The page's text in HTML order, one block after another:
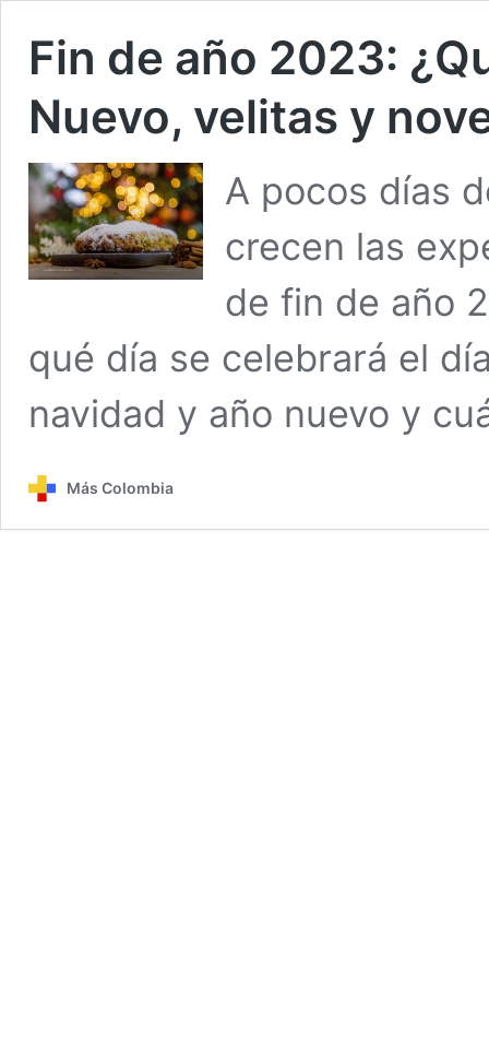
Fin de año 2023:
Nuevo, velitas y
A pocos días
crecen las
de fin de año
qué día se celebrará el
navidad y año nuevo y
Más Colombia